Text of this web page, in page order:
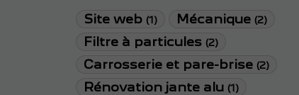
Site web (1) Mécanique (2)
Filtre à particules (2)
Carrosserie et pare-brise (2)
Rénovation jante alu (1)